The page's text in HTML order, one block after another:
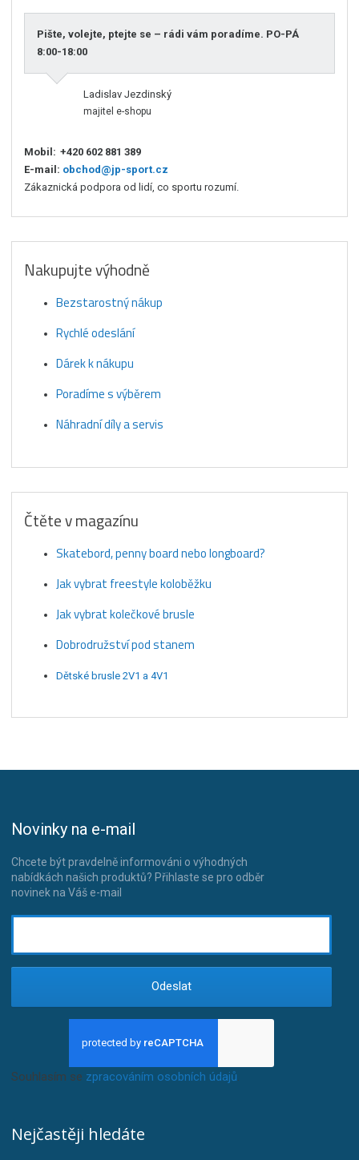
Pište, volejte, ptejte se – rádi vám poradíme. PO-PÁ
8:00-18:00
Ladislav Jezdinský
majitel e-shopu
Mobil: +420 602 881 389
E-mail: obchod@jp-sport.cz
Zákaznická podpora od lidí, co sportu rozumí.
Nakupujte výhodně
Bezstarostný nákup
Rychlé odeslání
Dárek k nákupu
Poradíme s výběrem
Náhradní díly a servis
Čtěte v magazínu
Skatebord, penny board nebo longboard?
Jak vybrat freestyle koloběžku
Jak vybrat kolečkové brusle
Dobrodružství pod stanem
Dětské brusle 2V1 a 4V1
Novinky na e-mail
Chcete být pravdelně informováni o výhodných
nabídkách našich produktů? Přihlaste se pro odběr
novinek na Váš e-mail
Odeslat
Souhlasím se zpracováním osobních údajů.
Nejčastěji hledáte